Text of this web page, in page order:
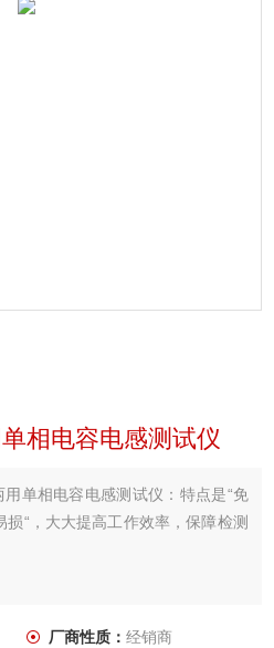
相电容电感测试仪
用单相电容电感测试仪：特点是“免
“，大大提高工作效率，保障检测
厂商性质： 经销商